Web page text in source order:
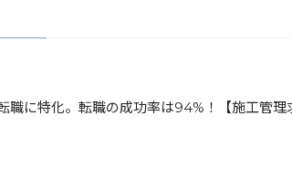
職に特化。転職の成功率は94%！【施工管理